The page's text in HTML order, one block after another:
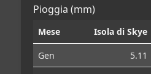
Pioggia (mm)
Mese Isola di Skye
Gen 5.11